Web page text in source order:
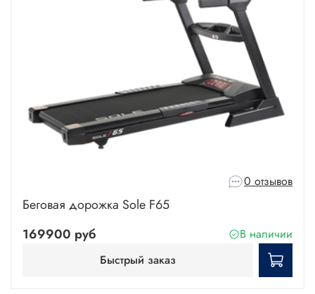
0 отзывов
Беговая дорожка Sole F65
169900 руб
В наличии
Быстрый заказ